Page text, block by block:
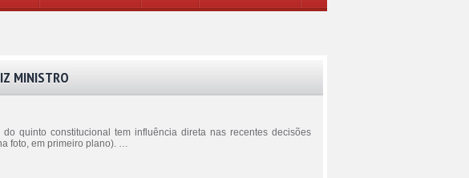
MINISTRO
quinto constitucional tem influência direta nas recentes decisões
foto, em primeiro plano). …